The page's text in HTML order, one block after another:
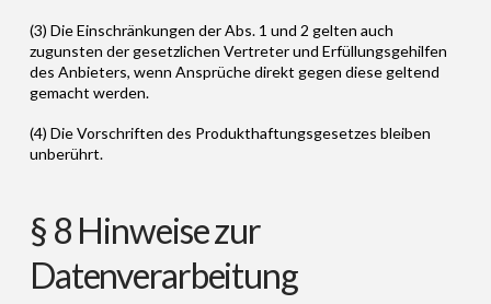
(3) Die Einschränkungen der Abs. 1 und 2 gelten auch
zugunsten der gesetzlichen Vertreter und Erfüllungsgehilfen
des Anbieters, wenn Ansprüche direkt gegen diese geltend
gemacht werden.
(4) Die Vorschriften des Produkthaftungsgesetzes bleiben
unberührt.
§ 8 Hinweise zur
Datenverarbeitung